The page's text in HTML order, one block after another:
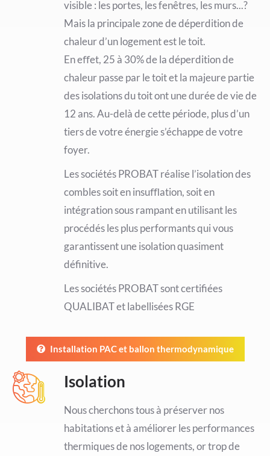
visible : les portes, les fenêtres, les murs...?
Mais la principale zone de déperdition de
chaleur d’un logement est le toit.
En eﬀet, 25 à 30% de la déperdition de
chaleur passe par le toit et la majeure partie
des isolations du toit ont une durée de vie de
12 ans. Au-delà de cette période, plus d’un
tiers de votre énergie s’échappe de votre
foyer.
Les sociétés PROBAT réalise l’isolation des
combles soit en insuﬄation, soit en
intégration sous rampant en utilisant les
procédés les plus performants qui vous
garantissent une isolation quasiment
définitive.
Les sociétés PROBAT sont certifiées
QUALIBAT et labellisées RGE
Installation PAC et ballon thermodynamique
Isolation
Nous cherchons tous à préserver nos
habitations et à améliorer les performances
thermiques de nos logements, or trop de